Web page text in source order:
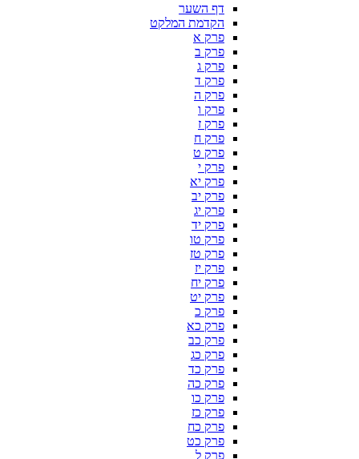
דף השער
הקדמת המלקט
פרק א
פרק ב
פרק ג
פרק ד
פרק ה
פרק ו
פרק ז
פרק ח
פרק ט
פרק י
פרק יא
פרק יב
פרק יג
פרק יד
פרק טו
פרק טז
פרק יז
פרק יח
פרק יט
פרק כ
פרק כא
פרק כב
פרק כג
פרק כד
פרק כה
פרק כו
פרק כז
פרק כח
פרק כט
פרק ל